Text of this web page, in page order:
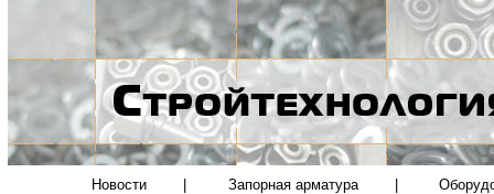
Новости Запорная арматура